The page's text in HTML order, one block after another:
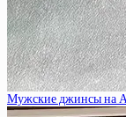
Мужские джинсы на